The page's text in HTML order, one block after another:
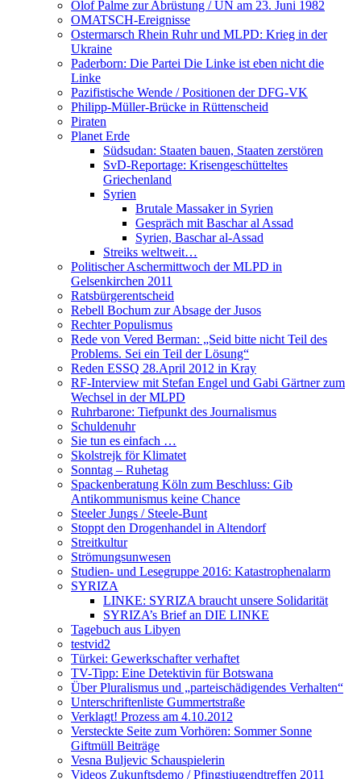
Olof Palme zur Abrüstung / UN am 23. Juni 1982
OMATSCH-Ereignisse
Ostermarsch Rhein Ruhr und MLPD: Krieg in der
Ukraine
Paderborn: Die Partei Die Linke ist eben nicht die
Linke
Pazifistische Wende / Positionen der DFG-VK
Philipp-Müller-Brücke in Rüttenscheid
Piraten
Planet Erde
Südsudan: Staaten bauen, Staaten zerstören
SvD-Reportage: Krisengeschütteltes
Griechenland
Syrien
Brutale Massaker in Syrien
Gespräch mit Baschar al Assad
Syrien, Baschar al-Assad
Streiks weltweit…
Politischer Aschermittwoch der MLPD in
Gelsenkirchen 2011
Ratsbürgerentscheid
Rebell Bochum zur Absage der Jusos
Rechter Populismus
Rede von Vered Berman: „Seid bitte nicht Teil des
Problems. Sei ein Teil der Lösung“
Reden ESSQ 28.April 2012 in Kray
RF-Interview mit Stefan Engel und Gabi Gärtner zum
Wechsel in der MLPD
Ruhrbarone: Tiefpunkt des Journalismus
Schuldenuhr
Sie tun es einfach …
Skolstrejk för Klimatet
Sonntag – Ruhetag
Spackenberatung Köln zum Beschluss: Gib
Antikommunismus keine Chance
Steeler Jungs / Steele-Bunt
Stoppt den Drogenhandel in Altendorf
Streitkultur
Strömungsunwesen
Studien- und Lesegruppe 2016: Katastrophenalarm
SYRIZA
LINKE: SYRIZA braucht unsere Solidarität
SYRIZA’s Brief an DIE LINKE
Tagebuch aus Libyen
testvid2
Türkei: Gewerkschafter verhaftet
TV-Tipp: Eine Detektivin für Botswana
Über Pluralismus und „parteischädigendes Verhalten“
Unterschriftenliste Gummertstraße
Verklagt! Prozess am 4.10.2012
Versteckte Seite zum Vorhören: Sommer Sonne
Giftmüll Beiträge
Vesna Buljevic Schauspielerin
Videos Zukunftsdemo / Pfingstjugendtreffen 2011